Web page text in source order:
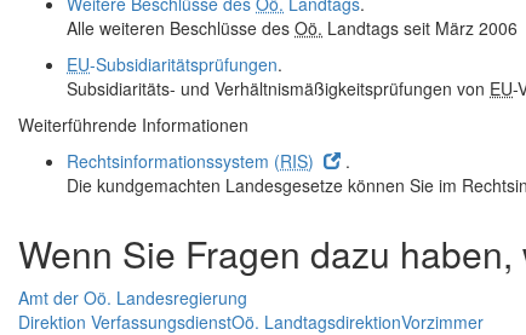
Alle weiteren Beschlüsse des Oö. Landtags seit März 2006
EU-Subsidiaritätsprüfungen.
Subsidiaritäts- und Verhältnismäßigkeitsprüfungen von EU-
Weiterführende Informationen
Rechtsinformationssystem (RIS)
.
Die kundgemachten Landesgesetze können Sie im
Wenn Sie Fragen dazu
Amt der Oö. Landesregierung
Direktion VerfassungsdienstOö. LandtagsdirektionVorzimmer